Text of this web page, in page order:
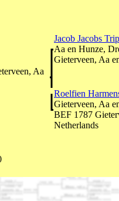
Jacob Jacobs Trip
Aa en Hunze,
Gieterveen, Aa
Aa
Roelfien
Gieterveen, Aa
BEF 1787
Netherlands